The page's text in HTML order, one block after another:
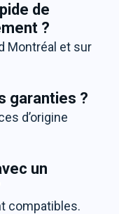
de
?
Montréal et sur
garanties ?
d’origine
un
compatibles.